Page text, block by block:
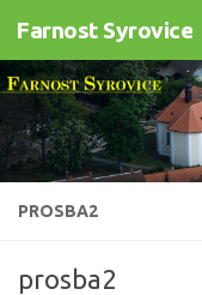
Skip to content
Farnost Syrovice
PROSBA2
prosba2